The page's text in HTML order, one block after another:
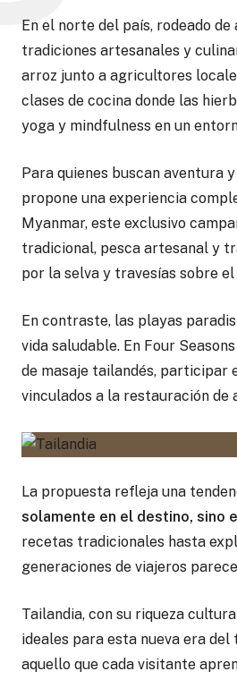
En el norte del país, rodeado
tradiciones artesanales y
arroz junto a agricultores
clases de cocina donde las
yoga y mindfulness en un
Para quienes buscan aventura
propone una experiencia
Myanmar, este exclusivo
tradicional, pesca artesanal y
por la selva y travesías sobre
En contraste, las playas
vida saludable. En Four
de masaje tailandés, participar
vinculados a la restauración de
La propuesta refleja una
solamente en el destino, sino
recetas tradicionales hasta
generaciones de viajeros
Tailandia, con su riqueza
ideales para esta nueva era del
aquello que cada visitante